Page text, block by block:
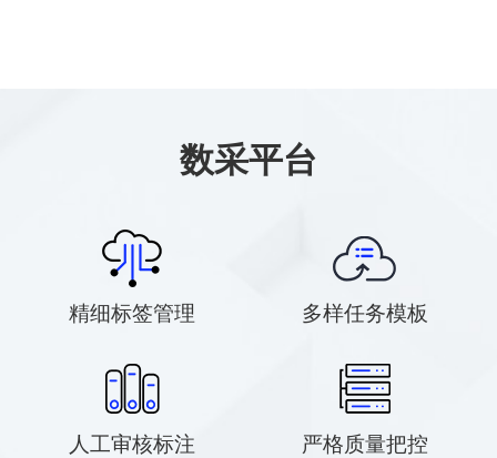
数采平台
精细标签管理 多样任务模板
人工审核标注 严格质量把控